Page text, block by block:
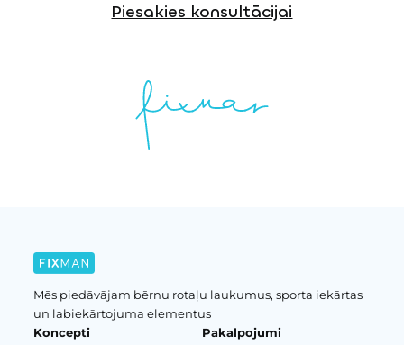
Piesakies konsultācijai
Mēs piedāvājam bērnu rotaļu laukumus, sporta iekārtas
un labiekārtojuma elementus
Koncepti
Pakalpojumi